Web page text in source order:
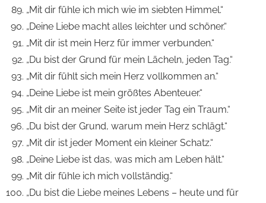
„Mit dir fühle ich mich wie im siebten Himmel.“
„Deine Liebe macht alles leichter und schöner.“
„Mit dir ist mein Herz für immer verbunden.“
„Du bist der Grund für mein Lächeln, jeden Tag.“
„Mit dir fühlt sich mein Herz vollkommen an.“
„Deine Liebe ist mein größtes Abenteuer.“
„Mit dir an meiner Seite ist jeder Tag ein Traum.“
„Du bist der Grund, warum mein Herz schlägt.“
„Mit dir ist jeder Moment ein kleiner Schatz.“
„Deine Liebe ist das, was mich am Leben hält.“
„Mit dir fühle ich mich vollständig.“
„Du bist die Liebe meines Lebens – heute und für